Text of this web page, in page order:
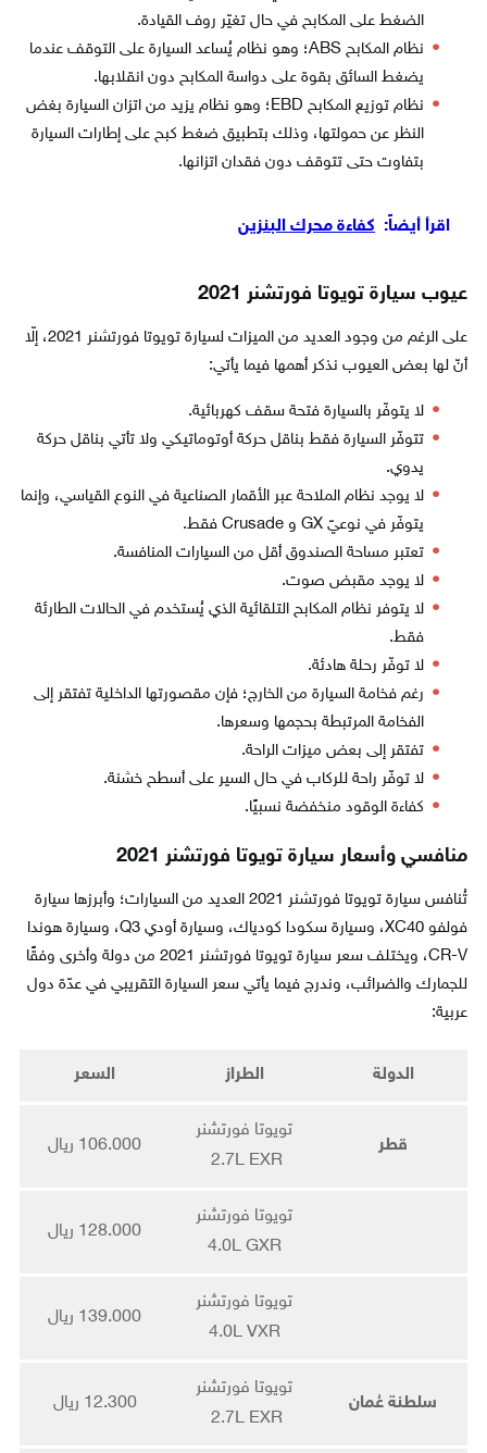
الضغط على المكابح في حال تغيّر روف القيادة.
نظام المكابح ABS؛ وهو نظام يُساعد السيارة على التوقف عندما
يضغط السائق بقوة على دواسة المكابح دون انقلابها.
نظام توزيع المكابح EBD؛ وهو نظام يزيد من اتزان السيارة بغض
النظر عن حمولتها، وذلك بتطبيق ضغط كبح على إطارات السيارة
بتفاوت حتى تتوقف دون فقدان اتزانها.
اقرأ أيضاً: كفاءة محرك البنزين
عيوب سيارة تويوتا فورتشنر 2021
على الرغم من وجود العديد من الميزات لسيارة تويوتا فورتشنر 2021، إلّا
أنّ لها بعض العيوب نذكر أهمها فيما يأتي:
لا يتوفّر بالسيارة فتحة سقف كهربائية.
تتوفّر السيارة فقط بناقل حركة أوتوماتيكي ولا تأتي بناقل حركة
يدوي.
لا يوجد نظام الملاحة عبر الأقمار الصناعية في النوع القياسي، وإنما
يتوفّر في نوعيّ GX و Crusade فقط.
تعتبر مساحة الصندوق أقل من السيارات المنافسة.
لا يوجد مقبض صوت.
لا يتوفر نظام المكابح التلقائية الذي يُستخدم في الحالات الطارئة
فقط.
لا توفّر رحلة هادئة.
رغم فخامة السيارة من الخارج؛ فإن مقصورتها الداخلية تفتقر إلى
الفخامة المرتبطة بحجمها وسعرها.
تفتقر إلى بعض ميزات الراحة.
لا توفّر راحة للركاب في حال السير على أسطح خشنة.
كفاءة الوقود منخفضة نسبيًا.
منافسي وأسعار سيارة تويوتا فورتشنر 2021
تُنافس سيارة تويوتا فورتشنر 2021 العديد من السيارات؛ وأبرزها سيارة
فولفو XC40، وسيارة سكودا كودياك، وسيارة أودي Q3، وسيارة هوندا
CR-V، ويختلف سعر سيارة تويوتا فورتشنر 2021 من دولة وأخرى وفقًا
للجمارك والضرائب، وندرج فيما يأتي سعر السيارة التقريبي في عدّة دول
عربية:
الدولة الطراز السعر
قطر
تويوتا فورتشنر
2.7L EXR
106.000 ريال
تويوتا فورتشنر
4.0L GXR
128.000 ريال
تويوتا فورتشنر
4.0L VXR
139.000 ريال
سلطنة عُمان
تويوتا فورتشنر
2.7L EXR
12.300 ريال